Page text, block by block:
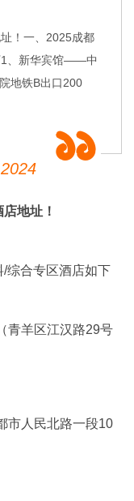
！一、2025成都
1、新华宾馆——中
地铁B出口200
地址！
综合专区酒店如下
羊区江汉路29号
人民北路一段10